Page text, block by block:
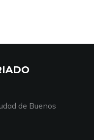
de Buenos